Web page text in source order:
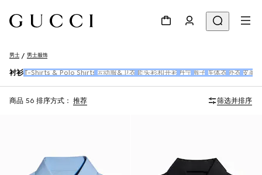
男士 男士服饰
衬衫 T-Shirts & Polo Shirts 运动服&卫衣 套头衫和开衫 丹宁 裤子 连体衣 外衣 皮革
商品 56 排序方式： 推荐 筛选并排序